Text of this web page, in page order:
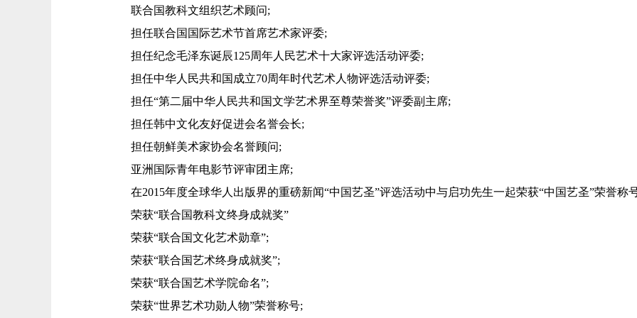
联合国教科文组织艺术顾问;
担任联合国国际艺术节首席艺术家评委;
担任纪念毛泽东诞辰125周年人民艺术十大家评选活动评委;
担任中华人民共和国成立70周年时代艺术人物评选活动评委;
担任“第二届中华人民共和国文学艺术界至尊荣誉奖”评委副主席;
担任韩中文化友好促进会名誉会长;
担任朝鲜美术家协会名誉顾问;
亚洲国际青年电影节评审团主席;
在2015年度全球华人出版界的重磅新闻“中国艺圣”评选活动中与启功先生一起荣获“中国艺圣”荣誉称
荣获“联合国教科文终身成就奖”
荣获“联合国文化艺术勋章”;
荣获“联合国艺术终身成就奖”;
荣获“联合国艺术学院命名”;
荣获“世界艺术功勋人物”荣誉称号;